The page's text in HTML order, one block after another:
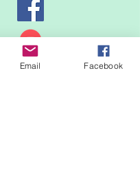
Email Facebook